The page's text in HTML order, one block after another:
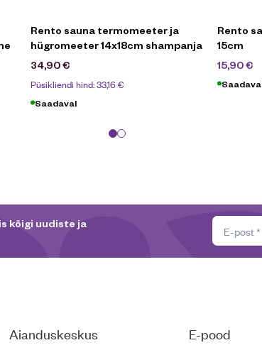
Rento sauna termomeeter ja
hügromeeter 14x18cm shampanja
34,90€
Püsikliendi hind:33,16€
Saadaval
Rento
15cm
15,90€
kõigi uudiste ja
Aianduskeskus E-pood